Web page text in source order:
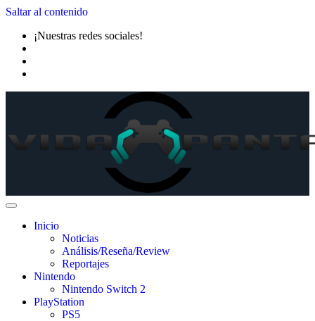
Saltar al contenido
¡Nuestras redes sociales!
Inicio
Noticias
Análisis/Reseña/Review
Reportajes
Nintendo
Nintendo Switch 2
PlayStation
PS5